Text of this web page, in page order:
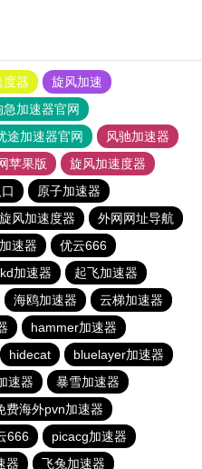
度器
旋风加速
急加速器官网
途加速器官网
风驰加速器
苹果版
旋风加速度器
原子加速器
旋风加速度器
外网网址导航
速器
优云666
加速器
起飞加速器
海鸥加速器
云梯加速器
hammer加速器
hidecat
bluelayer加速器
速器
暴雪加速器
费海外pvn加速器
666
picacg加速器
器 飞兔加速器